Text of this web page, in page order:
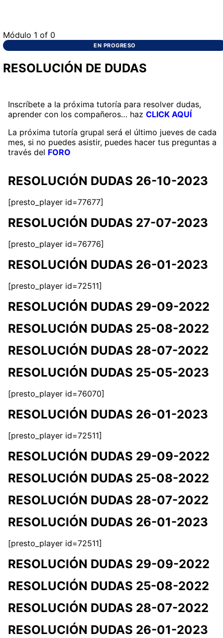
Módulo 1of 0
EN PROGRESO
RESOLUCIÓN DE DUDAS
Inscríbete a la próxima tutoría para resolver dudas,
aprender con los compañeros… hazCLICK AQUÍ
La próxima tutoría grupal será el último jueves de cada
mes, si no puedes asistir, puedes hacer tus preguntas a
través del FORO
RESOLUCIÓN DUDAS 26-10-2023
[presto_player id=77677]
RESOLUCIÓN DUDAS 27-07-2023
[presto_player id=76776]
RESOLUCIÓN DUDAS 26-01-2023
[presto_player id=72511]
RESOLUCIÓN DUDAS 29-09-2022
RESOLUCIÓN DUDAS 25-08-2022
RESOLUCIÓN DUDAS 28-07-2022
RESOLUCIÓN DUDAS 25-05-2023
[presto_player id=76070]
RESOLUCIÓN DUDAS 26-01-2023
[presto_player id=72511]
RESOLUCIÓN DUDAS 29-09-2022
RESOLUCIÓN DUDAS 25-08-2022
RESOLUCIÓN DUDAS 28-07-2022
RESOLUCIÓN DUDAS 26-01-2023
[presto_player id=72511]
RESOLUCIÓN DUDAS 29-09-2022
RESOLUCIÓN DUDAS 25-08-2022
RESOLUCIÓN DUDAS 28-07-2022
RESOLUCIÓN DUDAS 26-01-2023